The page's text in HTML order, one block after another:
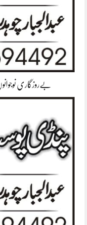
بےروزگاری